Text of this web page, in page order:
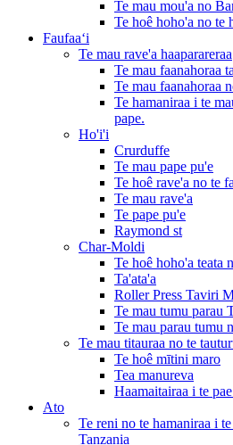
Te mau mou'a no
Te hoê hoho'a no te
Faufaaʻi
Te mau rave'a haaparareraa
Te mau faanahoraa
Te mau faanahoraa
Te hamaniraa i te
pape.
Ho'i'i
Crurduffe
Te mau pape pu'e
Te hoê rave'a no te
Te mau rave'a
Te pape pu'e
Raymond st
Char-Moldi
Te hoê hoho'a teata
Ta'ata'a
Roller Press Taviri
Te mau tumu parau
Te mau parau tumu
Te mau titauraa no te
Te hoê mītini maro
Tea manureva
Haamaitairaa i te
Ato
Te reni no te hamaniraa i
Tanzania